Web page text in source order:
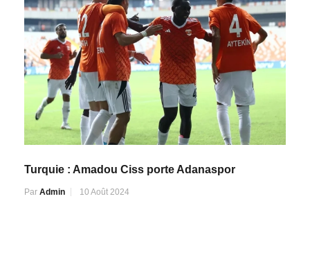
Turquie : Amadou Ciss porte Adanaspor
Par Admin 10 Août 2024